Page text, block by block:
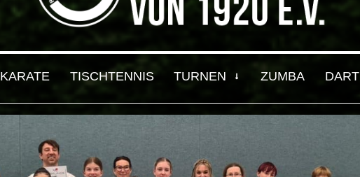
KARATE TISCHTENNIS TURNEN ZUMBA DART